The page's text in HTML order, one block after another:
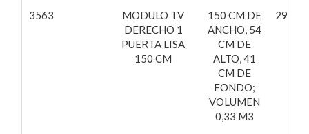
3563
MODULO TV
DERECHO 1
PUERTA LISA
150 CM
150 CM DE
ANCHO, 54
CM DE
ALTO, 41
CM DE
FONDO;
VOLUMEN
0,33 M3